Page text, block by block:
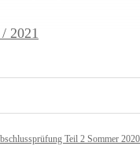
2021
Teil 2 Sommer 2020